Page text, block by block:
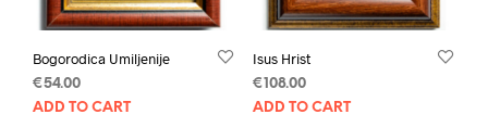
Bogorodica Umiljenije
€54.00
ADD TO CART
Isus Hrist
€108.00
ADD TO CART